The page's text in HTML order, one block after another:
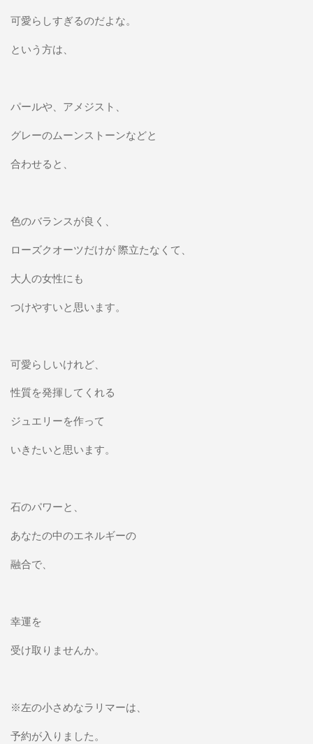
可愛らしすぎるのだよな。
という方は、
パールや、アメジスト、
グレーのムーンストーンなどと
合わせると、
色のバランスが良く、
ローズクオーツだけが 際立たなくて、
大人の女性にも
つけやすいと思います。
可愛らしいけれど、
性質を発揮してくれる
ジュエリーを作って
いきたいと思います。
石のパワーと、
あなたの中のエネルギーの
融合で、
幸運を
受け取りませんか。
※左の小さめなラリマーは、
予約が入りました。